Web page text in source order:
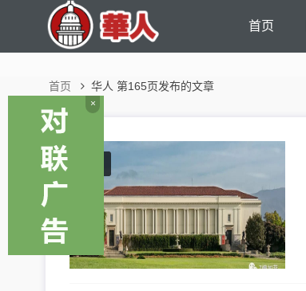
首页
首页 华人 第165页发布的文章
×